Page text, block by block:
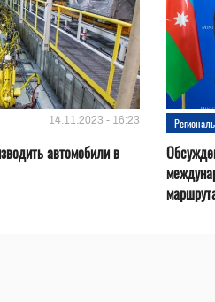
14.11.2023 - 16:23
автомобили в